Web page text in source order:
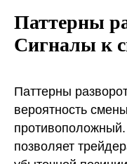
Паттерны
Сигналы к
Паттерны
вероятность
позволяет